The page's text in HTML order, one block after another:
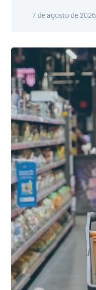
7 de agosto de 2026